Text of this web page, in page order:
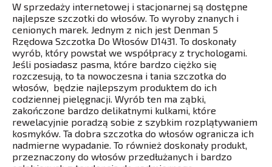
W sprzedaży internetowej i stacjonarnej są dostępne
najlepsze szczotki do włosów. To wyroby znanych i
cenionych marek. Jednym z nich jest Denman 5
Rzędowa Szczotka Do Włosów D1431. To doskonały
wyrób, który powstał we współpracy z trychologami.
Jeśli posiadasz pasma, które bardzo ciężko się
rozczesują, to ta nowoczesna i tania szczotka do
włosów, będzie najlepszym produktem do ich
codziennej pielęgnacji. Wyrób ten ma ząbki,
zakończone bardzo delikatnymi kulkami, które
rewelacyjnie poradzą sobie z szybkim rozplątywaniem
kosmyków. Ta dobra szczotka do włosów ogranicza ich
nadmierne wypadanie. To również doskonały produkt,
przeznaczony do włosów przedłużanych i bardzo